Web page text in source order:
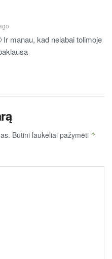
manau, kad nelabai tolimoje
Būtini laukeliai pažymėti *